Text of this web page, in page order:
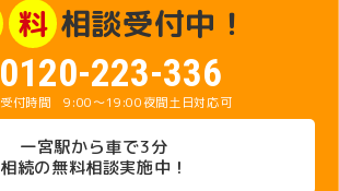
料 相談受付中！
0120-223-336
9:00～19:00夜間土日対応可
一宮駅から車で3分
相続の無料相談実施中！